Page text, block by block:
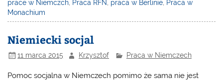
prace w Niemczch, Praca RFN, praca w Berlinie, Praca w
Monachium
Niemiecki socjal
11 marca 2015 Krzysztof Praca w Niemczech
Pomoc socjalna w Niemczech pomimo że sama nie jest